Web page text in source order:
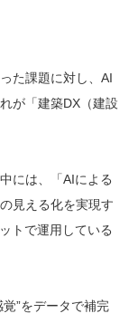
た課題に対し、AI
が「建築DX（建設
には、「AIによる
見える化を実現す
トで運用している
”をデータで補完